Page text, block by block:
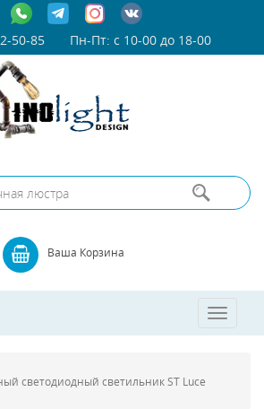
50-85 Пн-Пт: с 10-00 до 18-00
Ваша Корзина
Toggle
светодиодный светильник ST Luce